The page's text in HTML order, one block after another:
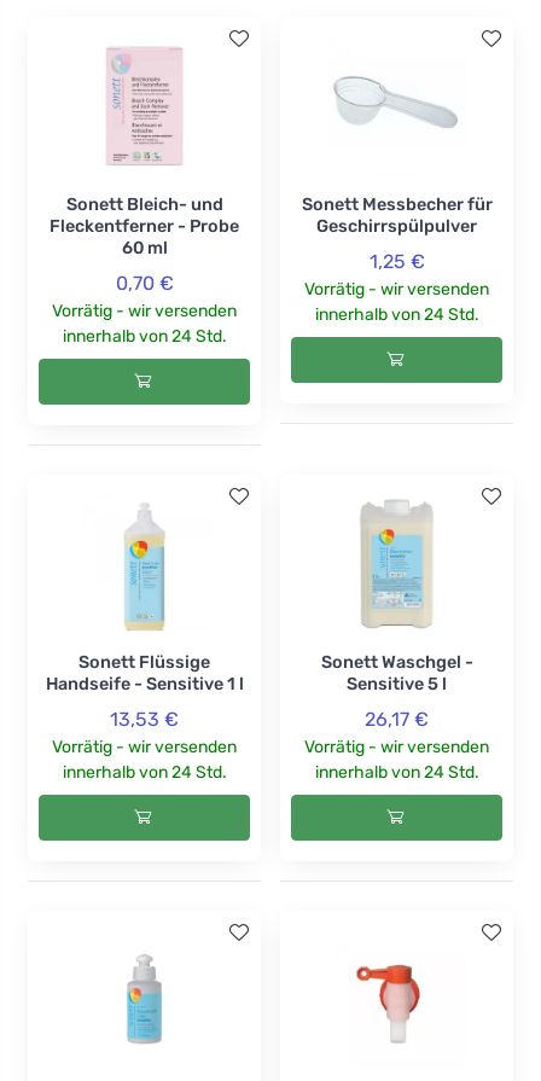
Sonett Bleich- und
Fleckentferner - Probe
60 ml
0,70 €
Vorrätig - wir versenden
innerhalb von 24 Std.
Sonett Messbecher für
Geschirrspülpulver
1,25 €
Vorrätig - wir versenden
innerhalb von 24 Std.
Sonett Flüssige
Handseife - Sensitive 1 l
13,53 €
Vorrätig - wir versenden
innerhalb von 24 Std.
Sonett Waschgel -
Sensitive 5 l
26,17 €
Vorrätig - wir versenden
innerhalb von 24 Std.